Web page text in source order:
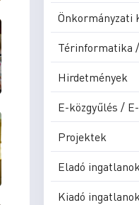
Önkormányzati
Térinformatika
Hirdetmények
E-közgyűlés /
Projektek
Eladó ingatlanok
Kiadó ingatlanok